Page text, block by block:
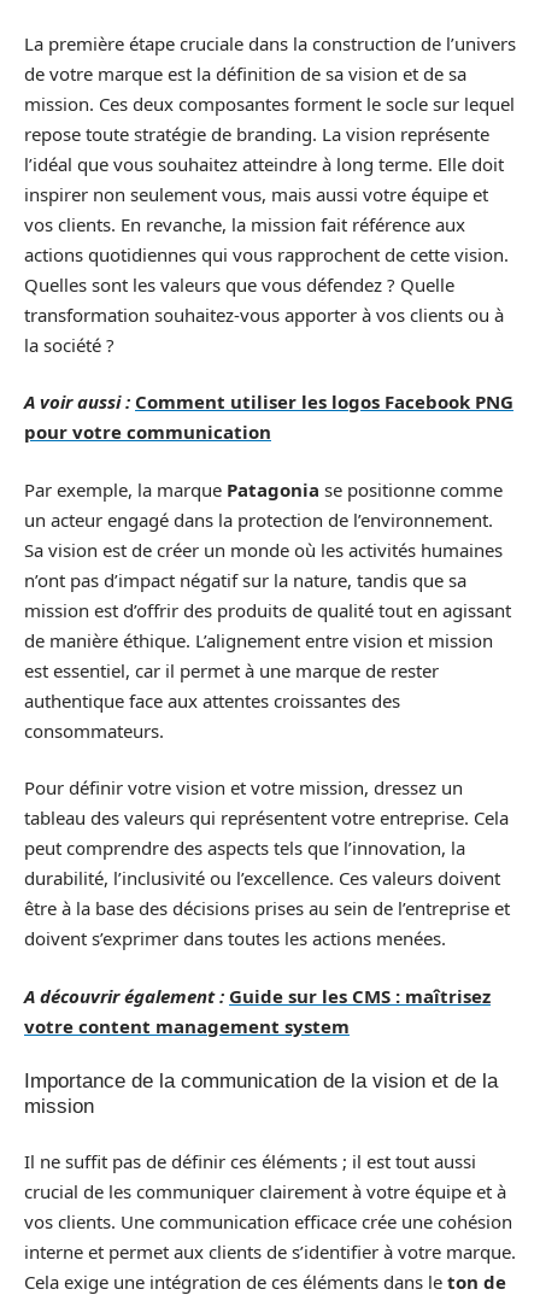
La première étape cruciale dans la construction de l’univers
de votre marque est la définition de sa vision et de sa
mission. Ces deux composantes forment le socle sur lequel
repose toute stratégie de branding. La vision représente
l’idéal que vous souhaitez atteindre à long terme. Elle doit
inspirer non seulement vous, mais aussi votre équipe et
vos clients. En revanche, la mission fait référence aux
actions quotidiennes qui vous rapprochent de cette vision.
Quelles sont les valeurs que vous défendez ? Quelle
transformation souhaitez-vous apporter à vos clients ou à
la société ?
A voir aussi : Comment utiliser les logos Facebook PNG
pour votre communication
Par exemple, la marque Patagonia se positionne comme
un acteur engagé dans la protection de l’environnement.
Sa vision est de créer un monde où les activités humaines
n’ont pas d’impact négatif sur la nature, tandis que sa
mission est d’offrir des produits de qualité tout en agissant
de manière éthique. L’alignement entre vision et mission
est essentiel, car il permet à une marque de rester
authentique face aux attentes croissantes des
consommateurs.
Pour définir votre vision et votre mission, dressez un
tableau des valeurs qui représentent votre entreprise. Cela
peut comprendre des aspects tels que l’innovation, la
durabilité, l’inclusivité ou l’excellence. Ces valeurs doivent
être à la base des décisions prises au sein de l’entreprise et
doivent s’exprimer dans toutes les actions menées.
A découvrir également : Guide sur les CMS : maîtrisez
votre content management system
Importance de la communication de la vision et de la
mission
Il ne suffit pas de définir ces éléments ; il est tout aussi
crucial de les communiquer clairement à votre équipe et à
vos clients. Une communication efficace crée une cohésion
interne et permet aux clients de s’identifier à votre marque.
Cela exige une intégration de ces éléments dans le ton de